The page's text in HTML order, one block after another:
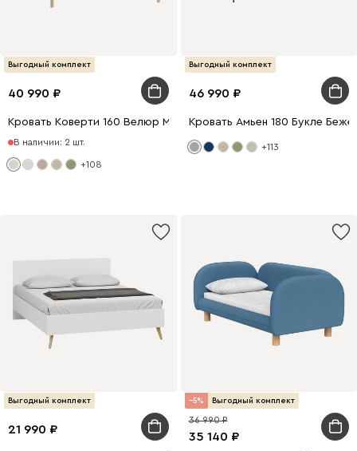
Выгодный комплект
40 990
Кровать Коверти 160 Велюр Молочный
В наличии: 2 шт.
+108
Выгодный комплект
46 990
Кровать Амьен 180 Букле
+113
Выгодный комплект
21 990
5 Выгодный комплект
35 140
36 990